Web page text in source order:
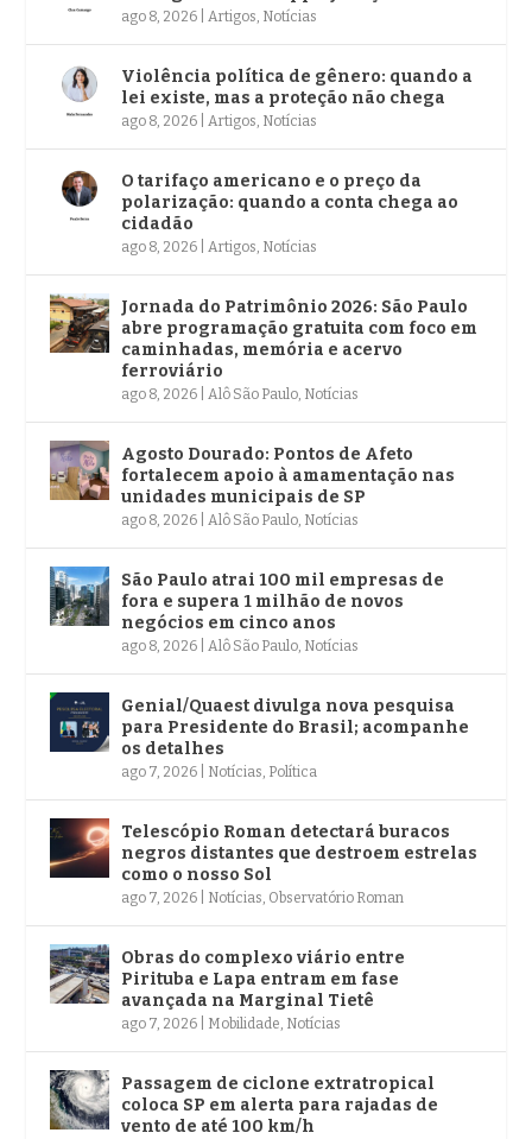
ago 8, 2026 Artigos Notícias
Violência política de gênero: quando a
lei existe, mas a proteção não chega
ago 8, 2026 Artigos Notícias
O tarifaço americano e o preço da
polarização: quando a conta chega ao
cidadão
ago 8, 2026 Artigos Notícias
Jornada do Patrimônio 2026: São Paulo
abre programação gratuita com foco em
caminhadas, memória e acervo
ferroviário
ago 8, 2026 Alô São Paulo Notícias
Agosto Dourado: Pontos de Afeto
fortalecem apoio à amamentação nas
unidades municipais de SP
ago 8, 2026 Alô São Paulo Notícias
São Paulo atrai 100 mil empresas de
fora e supera 1 milhão de novos
negócios em cinco anos
ago 8, 2026 Alô São Paulo Notícias
Genial/Quaest divulga nova pesquisa
para Presidente do Brasil; acompanhe
os detalhes
ago 7, 2026 Notícias Política
Telescópio Roman detectará buracos
negros distantes que destroem estrelas
como o nosso Sol
ago 7, 2026 Notícias Observatório Roman
Obras do complexo viário entre
Pirituba e Lapa entram em fase
avançada na Marginal Tietê
ago 7, 2026 Mobilidade Notícias
Passagem de ciclone extratropical
coloca SP em alerta para rajadas de
vento de até 100 km/h